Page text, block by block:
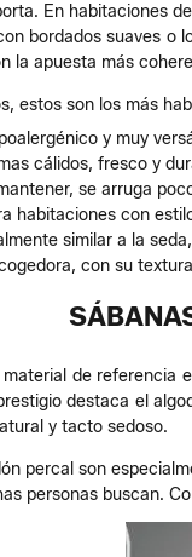
En habitaciones
bordados suaves o
la apuesta más
estos son los más
y muy
cálidos, fresco y
se arruga
habitaciones con
similar a la
con su
de referencia
destaca el
y tacto sedoso.
percal son
personas buscan.